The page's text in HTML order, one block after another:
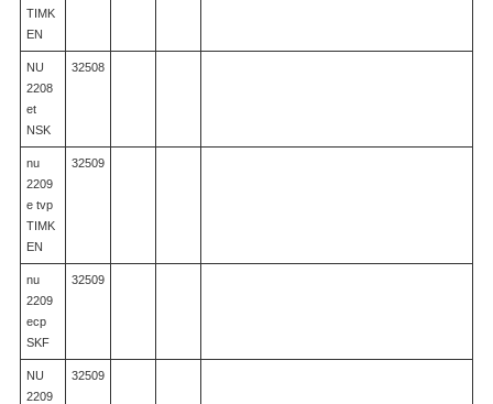
TIMK
EN
NU
2208
et
NSK
32508
nu
2209
e tvp
TIMK
EN
32509
nu
2209
ecp
SKF
32509
NU
2209
32509